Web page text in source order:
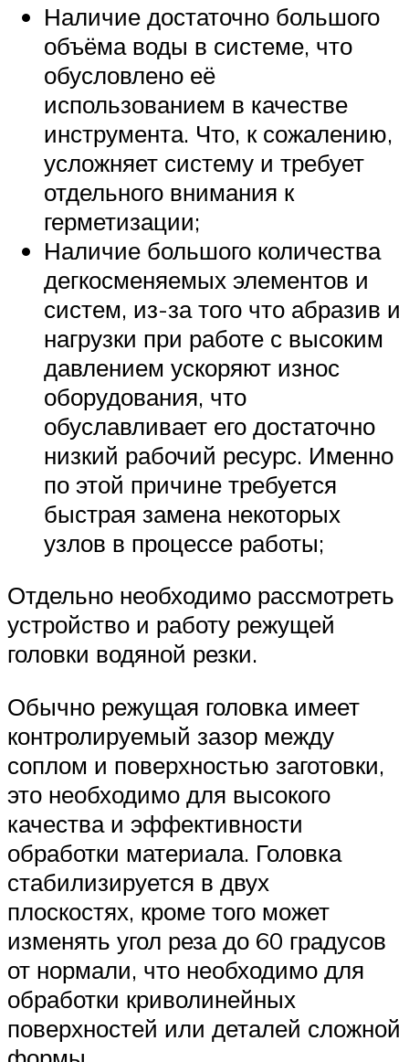
Наличие достаточно большого
объёма воды в системе, что
обусловлено её
использованием в качестве
инструмента. Что, к сожалению,
усложняет систему и требует
отдельного внимания к
герметизации;
Наличие большого количества
дегкосменяемых элементов и
систем, из-за того что абразив и
нагрузки при работе с высоким
давлением ускоряют износ
оборудования, что
обуславливает его достаточно
низкий рабочий ресурс. Именно
по этой причине требуется
быстрая замена некоторых
узлов в процессе работы;
Отдельно необходимо рассмотреть
устройство и работу режущей
головки водяной резки.
Обычно режущая головка имеет
контролируемый зазор между
соплом и поверхностью заготовки,
это необходимо для высокого
качества и эффективности
обработки материала. Головка
стабилизируется в двух
плоскостях, кроме того может
изменять угол реза до 60 градусов
от нормали, что необходимо для
обработки криволинейных
поверхностей или деталей сложной